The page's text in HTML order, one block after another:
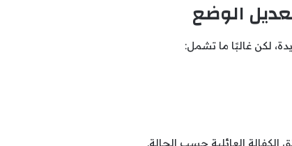
الوضع
لكن غالبًا ما تشمل:
الكفالة العائلية حسب الحالة.